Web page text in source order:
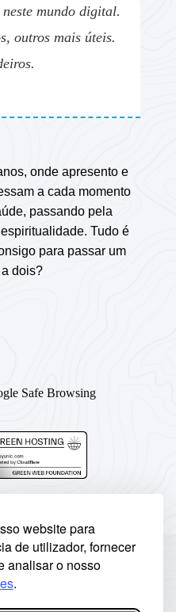
website para
de utilizador, fornecer
analisar o nosso
.
mundo digital.
outros mais úteis.
onde apresento e
a cada momento
passando pela
Tudo é
para passar um
dois?
- 2026 | Todos os direitos
with care by